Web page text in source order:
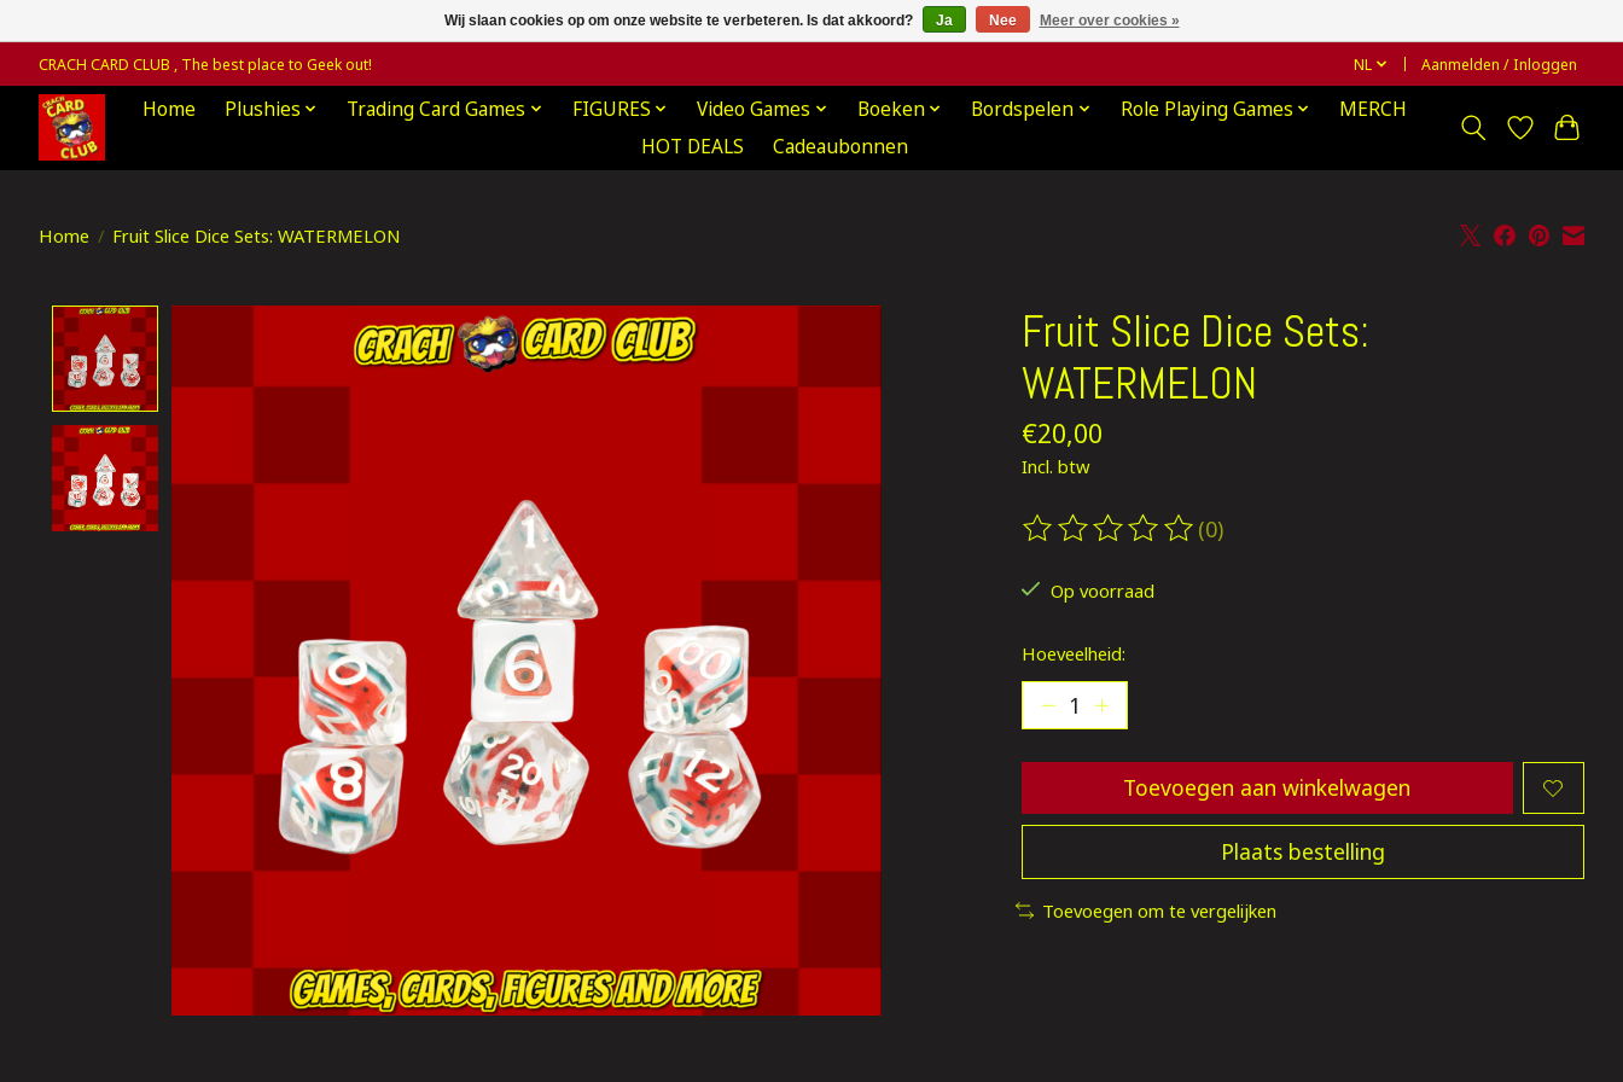
CRACH CARD CLUB , The best place to Geek out! NL Aanmelden / Inloggen
Home Plushies Trading Card Games FIGURES Video Games Boeken Bordspelen Role Playing Games
MERCH
HOT DEALS
Cadeaubonnen
Home / Fruit Slice Dice Sets: WATERMELON
Product image slideshow Items
Fruit Slice Dice Sets:
WATERMELON
€20,00
Incl. btw
De beoordeling van dit product is
(0)
Op voorraad
Hoeveelheid:
Toevoegen aan winkelwagen
Plaats bestelling
Toevoegen om te vergelijken
Wij slaan cookies op om onze website te verbeteren. Is dat akkoord? Ja Nee Meer over cookies »